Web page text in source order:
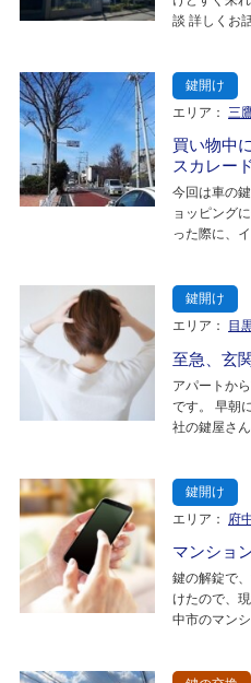
談 詳しくお
鍵開け
エリア：
三
買い物中
スカレー
今回は車の
ョッピング
った際に、
鍵開け
エリア：
目
至急、玄
アパートか
です。 早朝
社の鍵屋さ
鍵開け
エリア：
府
マンショ
鍵の解錠で
けたので、
中市のマン